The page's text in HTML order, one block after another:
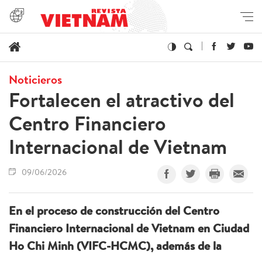
Noticieros
Fortalecen el atractivo del
Centro Financiero
Internacional de Vietnam
09/06/2026
En el proceso de construcción del Centro
Financiero Internacional de Vietnam en Ciudad
Ho Chi Minh (VIFC-HCMC), además de la